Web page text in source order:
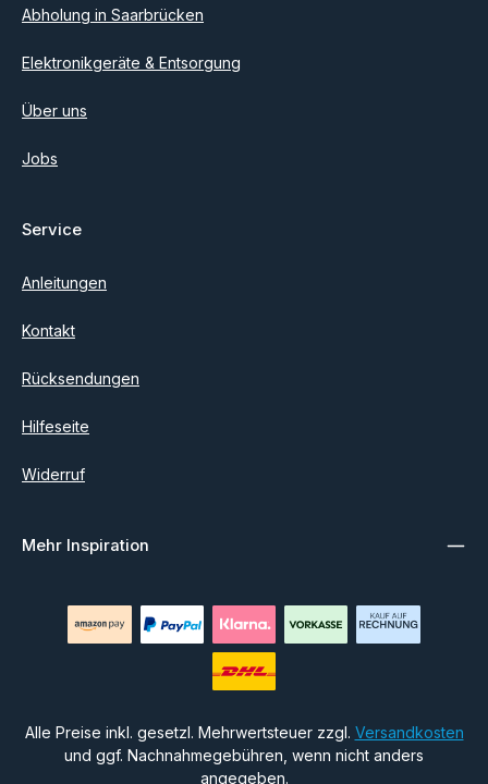
Abholung in Saarbrücken
Elektronikgeräte & Entsorgung
Über uns
Jobs
Service
Anleitungen
Kontakt
Rücksendungen
Hilfeseite
Widerruf
Mehr Inspiration
Alle Preise inkl. gesetzl. Mehrwertsteuer zzgl. Versandkosten
und ggf. Nachnahmegebühren, wenn nicht anders
angegeben.